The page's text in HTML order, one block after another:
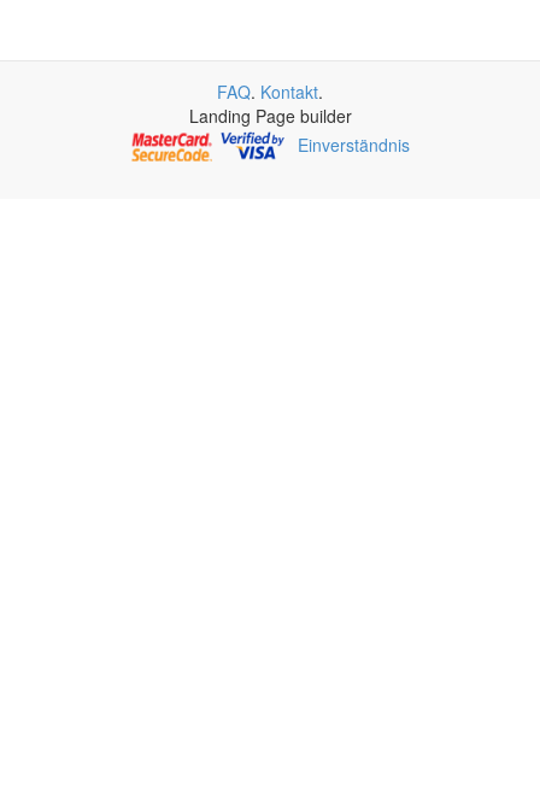
FAQ. Kontakt.
Landing Page builder
Einverständnis